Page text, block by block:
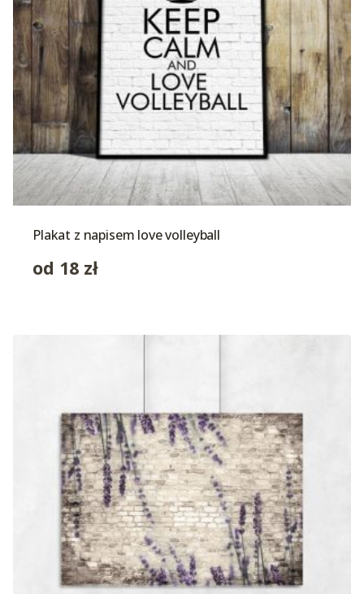
Plakat z napisem love volleyball
od 18 zł